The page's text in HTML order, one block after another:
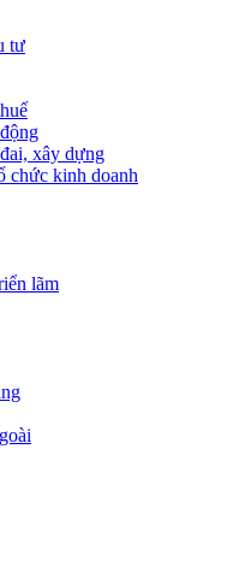
tư
xây dựng
chức kinh doanh
lãm